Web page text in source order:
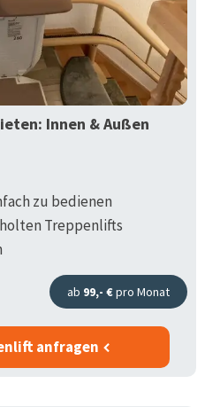
Innen & Außen
zu bedienen
Treppenlifts
ab 99,- €pro Monat
anfragen